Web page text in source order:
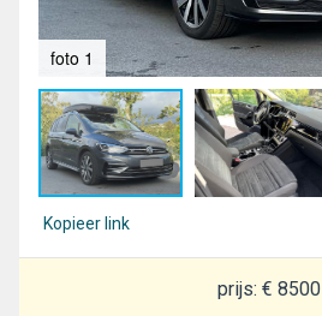
foto 1
Kopieer link
prijs: € 8500